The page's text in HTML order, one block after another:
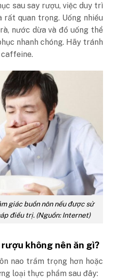
sau say rượu, việc duy trì
quan trọng. Uống nhiều
nước dừa và đồ uống thể
nhanh chóng. Hãy tránh
giác buồn nôn nếu được sử
điều trị. (Nguồn: Internet)
không nên ăn gì?
nao trầm trọng hơn hoặc
loại thực phẩm sau đây: